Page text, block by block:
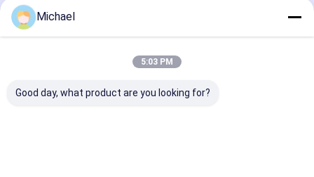
Productos Recomendados
Michael
5:03 PM
Good day, what product are you looking for?